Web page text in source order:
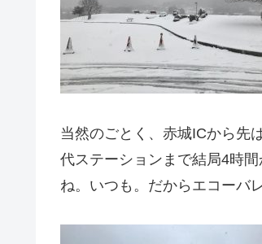
当然のごとく、赤城ICから先
代ステーションまで結局4時
ね。いつも。だからエコーバ